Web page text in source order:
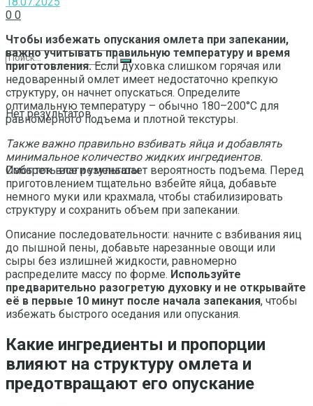
Нет результатов
Смотреть все результаты
0 0
Чтобы избежать опускания омлета при запекании,
важно учитывать правильную температуру и время
приготовления.Если духовка слишком горячая или
недоваренный омлет имеет недостаточно крепкую
структуру, он начнет опускаться. Определите
оптимальную температуру – обычно 180–200°C для
равномерного подъема и плотной текстуры.
Также важно правильно взбивать яйца и добавлять
минимальное количество жидких ингредиентов.
Избыток влаги уменьшает вероятность подъема. Перед
приготовлением тщательно взбейте яйца, добавьте
немного муки или крахмала, чтобы стабилизировать
структуру и сохранить объем при запекании.
Описание последовательности: начните с взбивания яиц
до пышной пены, добавьте нарезанные овощи или
сыры без излишней жидкости, равномерно
распределите массу по форме. Используйте
предварительно разогретую духовку и не открывайте
её в первые 10 минут после начала запекания, чтобы
избежать быстрого оседания или опускания.
Какие ингредиенты и пропорции
влияют на структуру омлета и
предотвращают его опускание